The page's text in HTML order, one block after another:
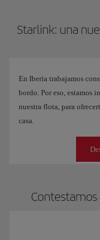
Starlink: una
En Iberia trabajamos
bordo. Por eso, estamos
nuestra flota, para
casa.